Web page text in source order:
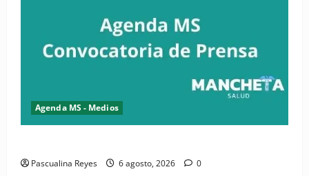
Agenda MS - Medios
Pascualina Reyes 6 agosto, 2026 0